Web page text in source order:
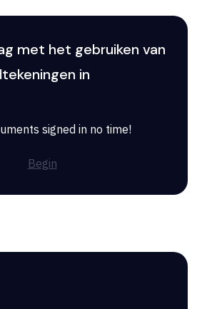
met het gebruiken van
in
signed in no time!
Begin